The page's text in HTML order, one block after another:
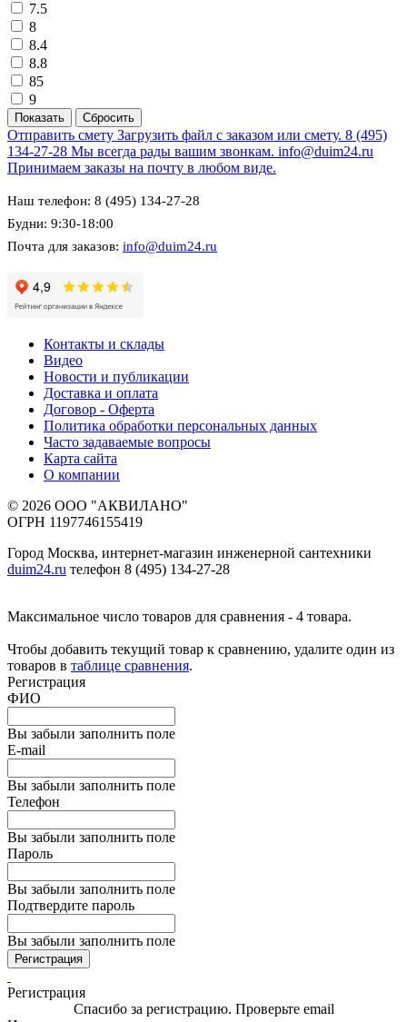
7.5
8
8.4
8.8
85
9
Отправить смету Загрузить файл с заказом или смету. 8 (495)
134-27-28 Мы всегда рады вашим звонкам. info@duim24.ru
Принимаем заказы на почту в любом виде.
Наш телефон: 8 (495) 134-27-28
Будни: 9:30-18:00
Почта для заказов: info@duim24.ru
Контакты и склады
Видео
Новости и публикации
Доставка и оплата
Договор - Оферта
Политика обработки персональных данных
Часто задаваемые вопросы
Карта сайта
О компании
© 2026 ООО "АКВИЛАНО"
ОГРН 1197746155419
Город Москва, интернет-магазин инженерной сантехники
duim24.ru телефон 8 (495) 134-27-28
Максимальное число товаров для сравнения - 4 товара.
Чтобы добавить текущий товар к сравнению, удалите один из
товаров в таблице сравнения.
Регистрация
ФИО
Вы забыли заполнить поле
E-mail
Вы забыли заполнить поле
Телефон
Вы забыли заполнить поле
Пароль
Вы забыли заполнить поле
Подтвердите пароль
Вы забыли заполнить поле
Регистрация
Регистрация
Спасибо за регистрацию. Проверьте email